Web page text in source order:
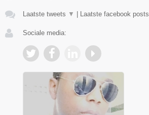
Laatste tweets ▼ Laatste facebook posts
Sociale media: